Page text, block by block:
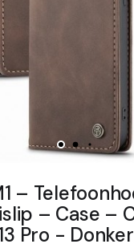
–
– Case –
Pro -